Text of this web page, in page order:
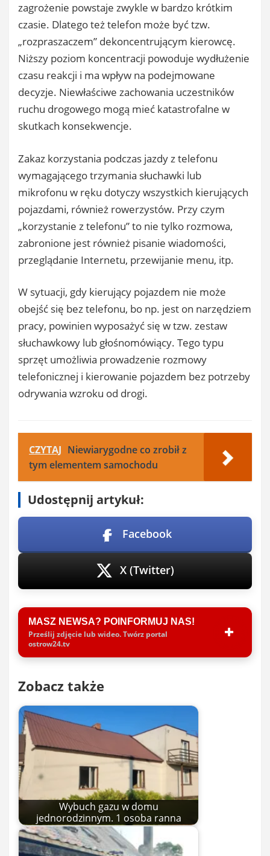
zagrożenie powstaje zwykle w bardzo krótkim
czasie. Dlatego też telefon może być tzw.
„rozpraszaczem” dekoncentrującym kierowcę.
Niższy poziom koncentracji powoduje wydłużenie
czasu reakcji i ma wpływ na podejmowane
decyzje. Niewłaściwe zachowania uczestników
ruchu drogowego mogą mieć katastrofalne w
skutkach konsekwencje.
Zakaz korzystania podczas jazdy z telefonu
wymagającego trzymania słuchawki lub
mikrofonu w ręku dotyczy wszystkich kierujących
pojazdami, również rowerzystów. Przy czym
„korzystanie z telefonu” to nie tylko rozmowa,
zabronione jest również pisanie wiadomości,
przeglądanie Internetu, przewijanie menu, itp.
W sytuacji, gdy kierujący pojazdem nie może
obejść się bez telefonu, bo np. jest on narzędziem
pracy, powinien wyposażyć się w tzw. zestaw
słuchawkowy lub głośnomówiący. Tego typu
sprzęt umożliwia prowadzenie rozmowy
telefonicznej i kierowanie pojazdem bez potrzeby
odrywania wzroku od drogi.
CZYTAJ Niewiarygodne co zrobił z
tym elementem samochodu
Udostępnij artykuł:
Facebook
X (Twitter)
MASZ NEWSA? POINFORMUJ NAS!
Prześlij zdjęcie lub wideo. Twórz portal
ostrow24.tv
Zobacz także
Wybuch gazu w domu
jednorodzinnym. 1 osoba ranna